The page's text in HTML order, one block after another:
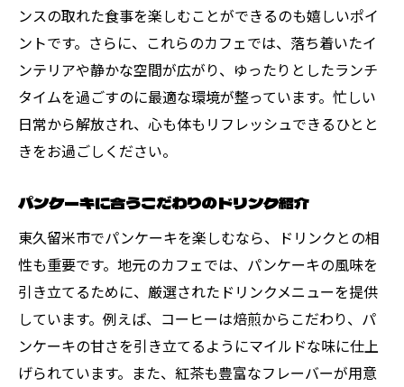
ンスの取れた食事を楽しむことができるのも嬉しいポイ
ントです。さらに、これらのカフェでは、落ち着いたイ
ンテリアや静かな空間が広がり、ゆったりとしたランチ
タイムを過ごすのに最適な環境が整っています。忙しい
日常から解放され、心も体もリフレッシュできるひとと
きをお過ごしください。
パンケーキに合うこだわりのドリンク紹介
東久留米市でパンケーキを楽しむなら、ドリンクとの相
性も重要です。地元のカフェでは、パンケーキの風味を
引き立てるために、厳選されたドリンクメニューを提供
しています。例えば、コーヒーは焙煎からこだわり、パ
ンケーキの甘さを引き立てるようにマイルドな味に仕上
げられています。また、紅茶も豊富なフレーバーが用意